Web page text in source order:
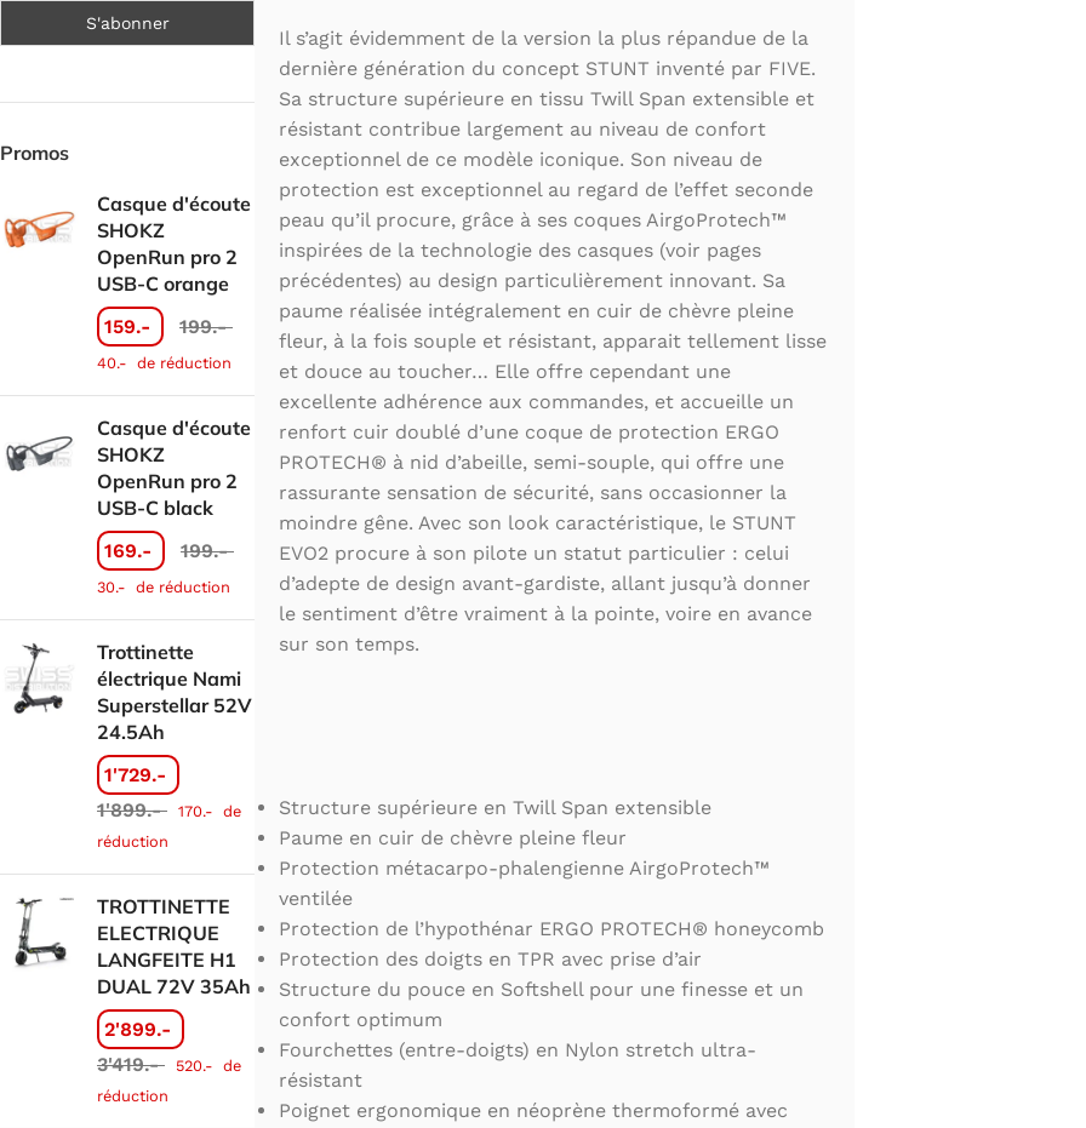
Promos
Casque d'écoute
SHOKZ
OpenRun pro 2
USB-C orange
159.- 199.-
40.- de réduction
Casque d'écoute
SHOKZ
OpenRun pro 2
USB-C black
169.- 199.-
30.- de réduction
Trottinette
électrique Nami
Superstellar 52V
24.5Ah
1'729.-
1'899.- 170.- de
réduction
TROTTINETTE
ELECTRIQUE
LANGFEITE H1
DUAL 72V 35Ah
2'899.-
3'419.-
520.- de
réduction
Il s’agit évidemment de la version la plus répandue de la
dernière génération du concept STUNT inventé par FIVE.
Sa structure supérieure en tissu Twill Span extensible et
résistant contribue largement au niveau de confort
exceptionnel de ce modèle iconique. Son niveau de
protection est exceptionnel au regard de l’effet seconde
peau qu’il procure, grâce à ses coques AirgoProtech™
inspirées de la technologie des casques (voir pages
précédentes) au design particulièrement innovant. Sa
paume réalisée intégralement en cuir de chèvre pleine
fleur, à la fois souple et résistant, apparait tellement lisse
et douce au toucher… Elle offre cependant une
excellente adhérence aux commandes, et accueille un
renfort cuir doublé d’une coque de protection ERGO
PROTECH® à nid d’abeille, semi-souple, qui offre une
rassurante sensation de sécurité, sans occasionner la
moindre gêne. Avec son look caractéristique, le STUNT
EVO2 procure à son pilote un statut particulier : celui
d’adepte de design avant-gardiste, allant jusqu’à donner
le sentiment d’être vraiment à la pointe, voire en avance
sur son temps.
Structure supérieure en Twill Span extensible
Paume en cuir de chèvre pleine fleur
Protection métacarpo-phalengienne AirgoProtech™
ventilée
Protection de l’hypothénar ERGO PROTECH® honeycomb
Protection des doigts en TPR avec prise d’air
Structure du pouce en Softshell pour une finesse et un
confort optimum
Fourchettes (entre-doigts) en Nylon stretch ultra-
résistant
Poignet ergonomique en néoprène thermoformé avec